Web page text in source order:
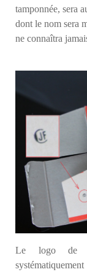
tamponnée, sera
dont le nom sera
ne connaîtra
Le logo de